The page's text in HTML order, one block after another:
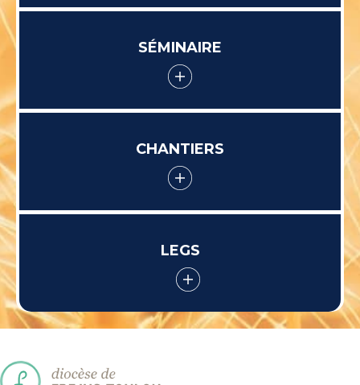
SÉMINAIRE
CHANTIERS
LEGS